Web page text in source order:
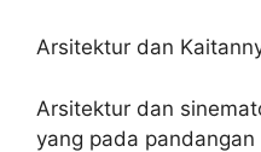
Arsitektur dan
Arsitektur dan
yang pada